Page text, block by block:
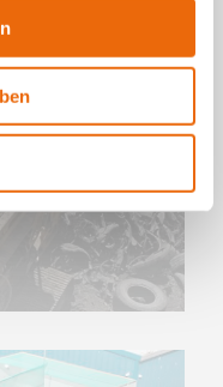
shredder